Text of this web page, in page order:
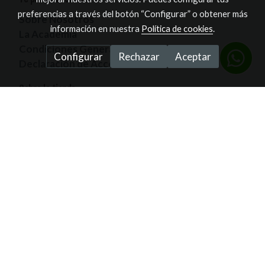
Sobre Nosotros
La Academia
Condiciones Generales
Declaración de Accesibilidad
Sobre la tienda
preferencias a través del botón “Configurar” o obtener más
información en nuestra Política de cookies.
Configurar Rechazar Aceptar